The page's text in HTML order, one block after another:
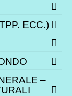
ECC.)
–